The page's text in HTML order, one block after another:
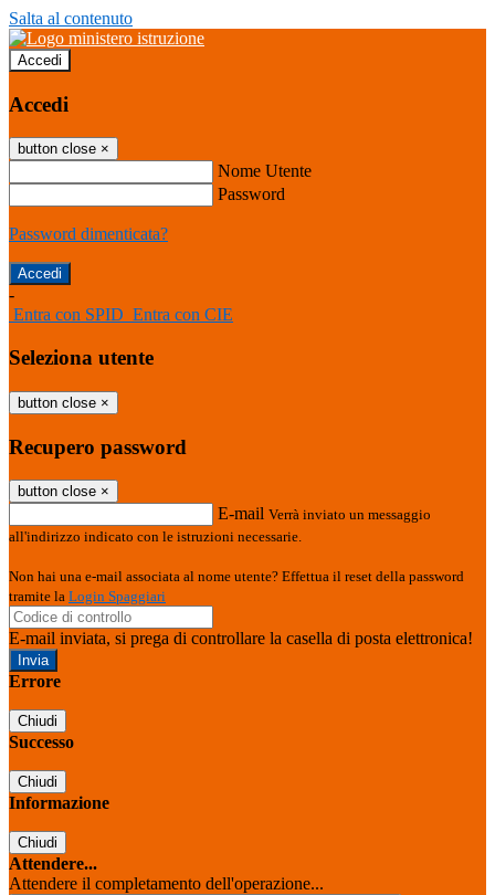
Salta al contenuto
Accedi
Accedi
button close ×
Nome Utente
Password
Password dimenticata?
-
Entra con SPID Entra con CIE
Seleziona utente
button close ×
Recupero password
button close ×
E-mail Verrà inviato un messaggio
all'indirizzo indicato con le istruzioni necessarie.
Non hai una e-mail associata al nome utente? Effettua il reset della password
tramite la Login Spaggiari
E-mail inviata, si prega di controllare la casella di posta elettronica!
Errore
Chiudi
Successo
Chiudi
Informazione
Chiudi
Attendere...
Attendere il completamento dell'operazione...